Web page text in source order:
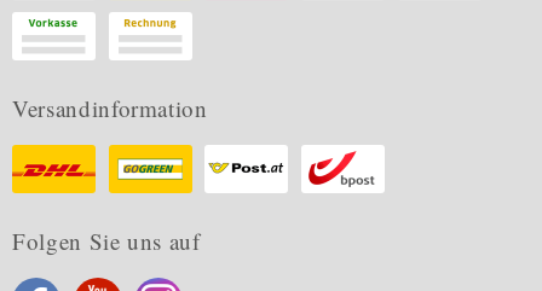
Versandinformation
Folgen Sie uns auf